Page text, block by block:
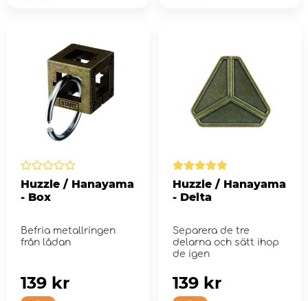
Huzzle / Hanayama
- Box
Befria metallringen
från lådan
139 kr
Huzzle / Hanayama
- Delta
Separera de tre
delarna och sätt ihop
de igen
139 kr